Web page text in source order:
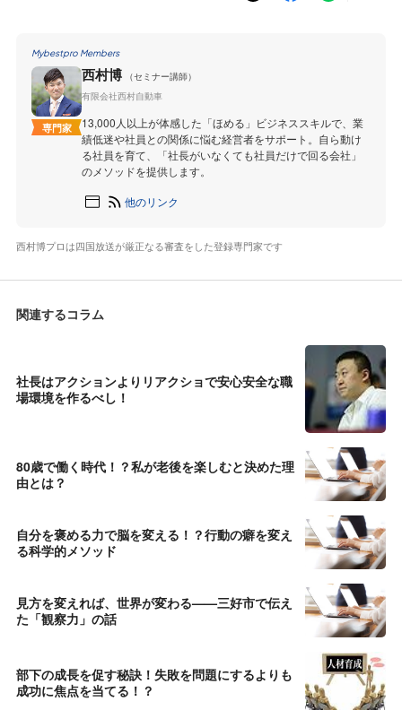
Mybestpro Members
専門家
西村博
（セミナー講師）
有限会社西村自動車
13,000人以上が体感した「ほめる」ビジネススキルで、業
績低迷や社員との関係に悩む経営者をサポート。自ら動け
る社員を育て、「社長がいなくても社員だけで回る会社」
のメソッドを提供します。
他のリンク
西村博プロは四国放送が厳正なる審査をした登録専門家です
関連するコラム
社長はアクションよりリアクショで安心安全な職
場環境を作るべし！
80歳で働く時代！？私が老後を楽しむと決めた理
由とは？
自分を褒める力で脳を変える！？行動の癖を変え
る科学的メソッド
見方を変えれば、世界が変わる——三好市で伝え
た「観察力」の話
部下の成長を促す秘訣！失敗を問題にするよりも
成功に焦点を当てる！？